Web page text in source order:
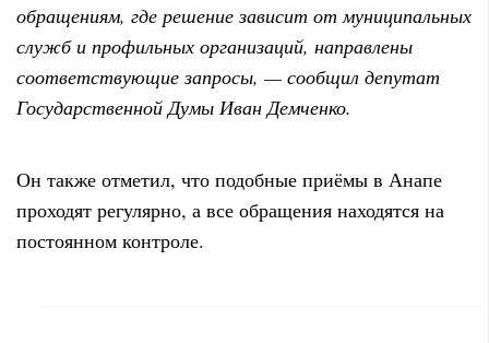
обращениям, где решение зависит от муниципальных
служб и профильных организаций, направлены
соответствующие запросы, — сообщил депутат
Государственной Думы Иван Демченко.
Он также отметил, что подобные приёмы в Анапе
проходят регулярно, а все обращения находятся на
постоянном контроле.